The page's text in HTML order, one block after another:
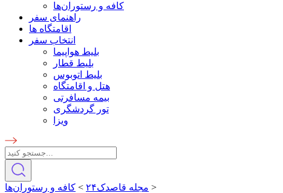
کافه و رستوران‌ها
راهنمای سفر
اقامتگاه ها
انتخاب سفر
بلیط هواپیما
بلیط قطار
بلیط اتوبوس
هتل و اقامتگاه
بیمه مسافرتی
تور گردشگری
ویزا
مجله قاصدک۲۴ > کافه و رستوران‌ها >